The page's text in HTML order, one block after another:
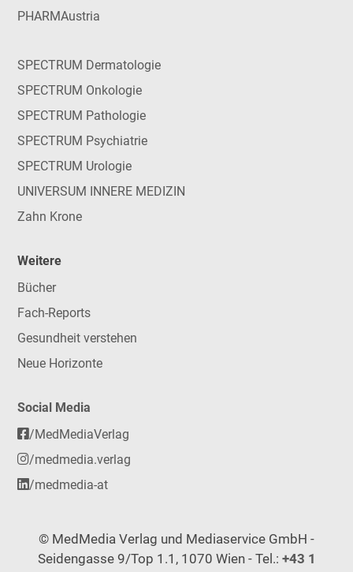
PHARMAustria
SPECTRUM Dermatologie
SPECTRUM Onkologie
SPECTRUM Pathologie
SPECTRUM Psychiatrie
SPECTRUM Urologie
UNIVERSUM INNERE MEDIZIN
Zahn Krone
Weitere
Bücher
Fach-Reports
Gesundheit verstehen
Neue Horizonte
Social Media
/MedMediaVerlag
/medmedia.verlag
/medmedia-at
© MedMedia Verlag und Mediaservice GmbH -
Seidengasse 9/Top 1.1, 1070 Wien - Tel.: +43 1